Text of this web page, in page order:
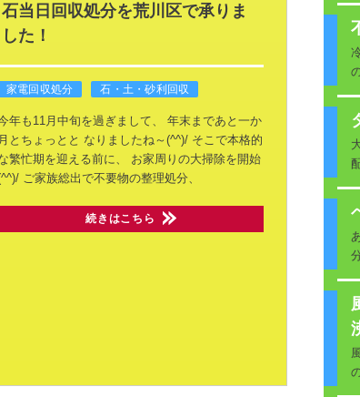
石当日回収処分を荒川区で承りま
した！
家電回収処分 石・土・砂利回収
年も11月中旬を過ぎまして、
年末まであと一か
月とちょっとと なりましたね～(^^)/ そこで本格的
繁忙期を迎える前に、
お家周りの大掃除を開始
ご家族総出で不要物の整理処分、
続きはこちら